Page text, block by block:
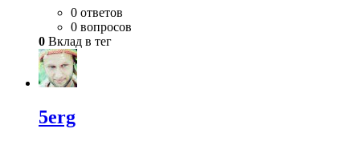
0 ответов
0 вопросов
0 Вклад в тег
5erg